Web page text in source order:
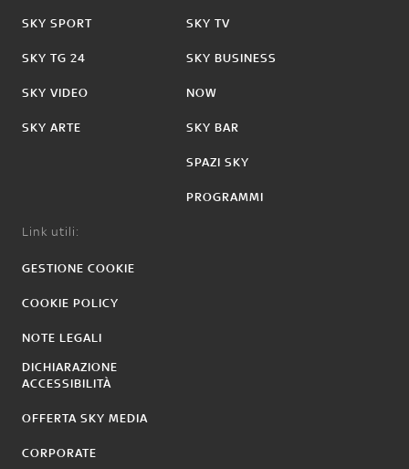
SKY SPORT
SKY TG 24
SKY VIDEO
SKY ARTE
SKY TV
SKY BUSINESS
NOW
SKY BAR
SPAZI SKY
PROGRAMMI
Link utili:
GESTIONE COOKIE
COOKIE POLICY
NOTE LEGALI
DICHIARAZIONE
ACCESSIBILITÀ
OFFERTA SKY MEDIA
CORPORATE